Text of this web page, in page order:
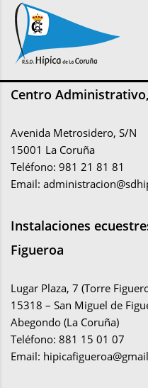
Centro
Avenida Metrosidero, S/N
15001 La Coruña
Teléfono: 981 21 81 81
Email:
Instalaciones
Figueroa
Lugar Plaza, 7 (Torre
15318 – San Miguel de
Abegondo (La Coruña)
Teléfono: 881 15 01 07
Email: